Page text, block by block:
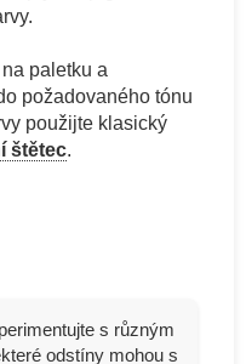
paletku a
požadovaného tónu
použijte klasický
štětec.
s různým
odstíny mohou s